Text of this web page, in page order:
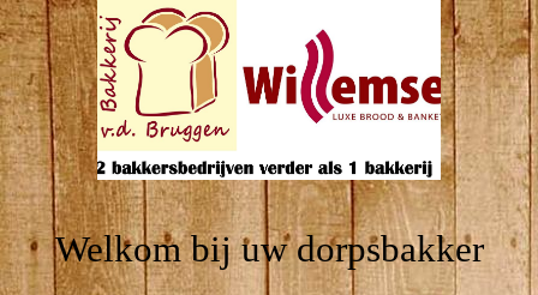
Welkom bij uw dorpsbakker